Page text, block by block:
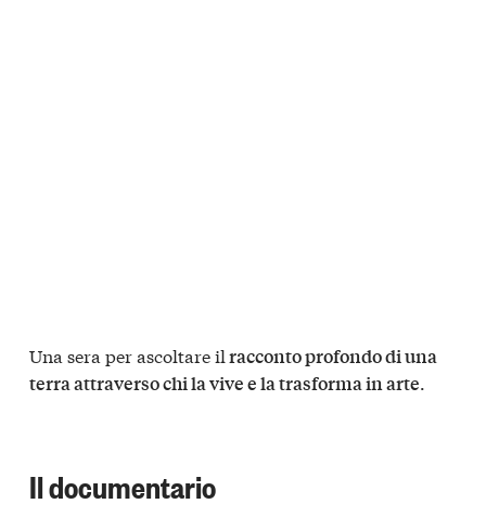
Una sera per ascoltare ilracconto profondo di una
terra attraverso chi la vive e la trasforma in arte.
Il documentario